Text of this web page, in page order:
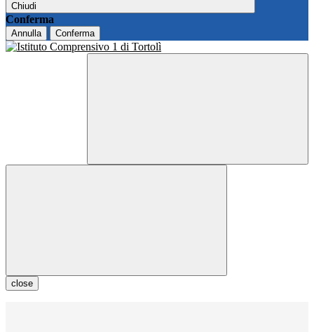
Chiudi
Conferma
Annulla Conferma
close